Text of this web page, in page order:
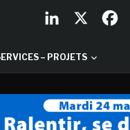
– PROJETS